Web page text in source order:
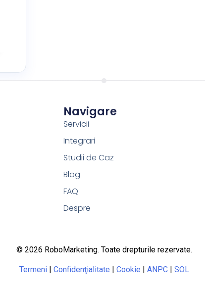
Navigare
Servicii
Integrari
Studii de Caz
Blog
FAQ
Despre
© 2026 RoboMarketing. Toate drepturile rezervate.
Termeni| Confidenţialitate | Cookie | ANPC| SOL